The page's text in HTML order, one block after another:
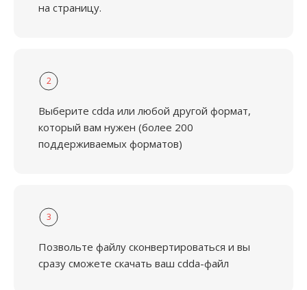
на страницу.
2
Выберите cdda или любой другой формат,
который вам нужен (более 200
поддерживаемых форматов)
3
Позвольте файлу сконвертироваться и вы
сразу сможете скачать ваш cdda-файл